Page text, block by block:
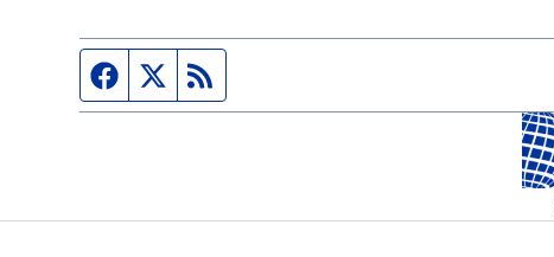
Página de Facebook
Fuente Twitter